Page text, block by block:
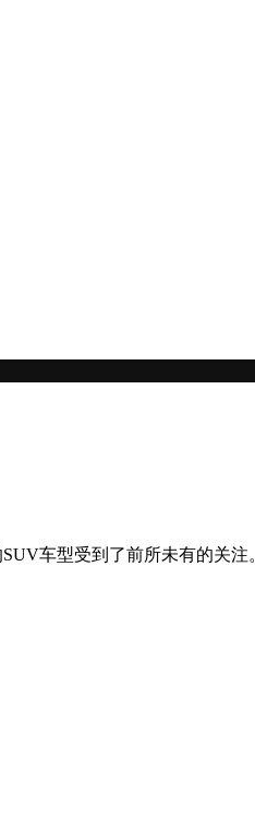
车型受到了前所未有的关